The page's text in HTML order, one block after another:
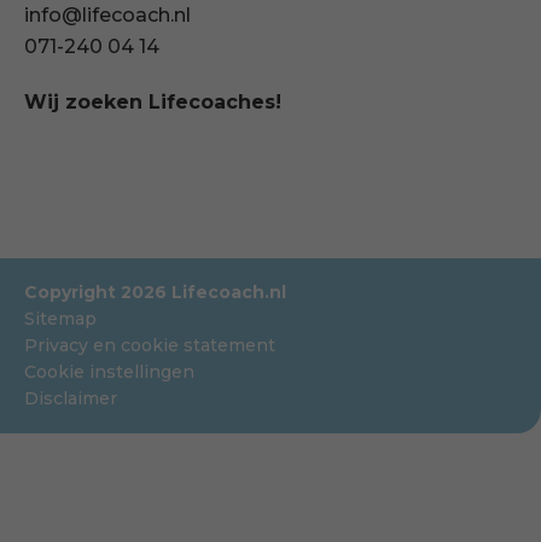
info@lifecoach.nl
071-240 04 14
Wij zoeken Lifecoaches!
Copyright 2026 Lifecoach.nl
Sitemap
Privacy en cookie statement
Cookie instellingen
Disclaimer